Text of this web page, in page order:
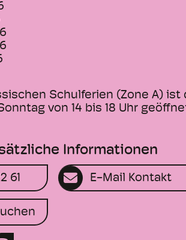
Schulferien (Zone A) ist
von 14 bis 18 Uhr
Informationen
61 E-Mail Kontakt